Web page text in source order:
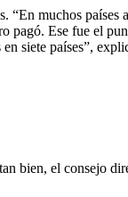
muchos países
pagó. Ese fue el
siete países”,
bien, el consejo